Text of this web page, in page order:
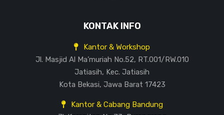
KONTAK INFO
Kantor & Workshop
Jl. Masjid Al Ma’muriah No.52, RT.001/RW.010
Jatiasih, Kec. Jatiasih
Kota Bekasi, Jawa Barat 17423
Kantor & Cabang Bandung